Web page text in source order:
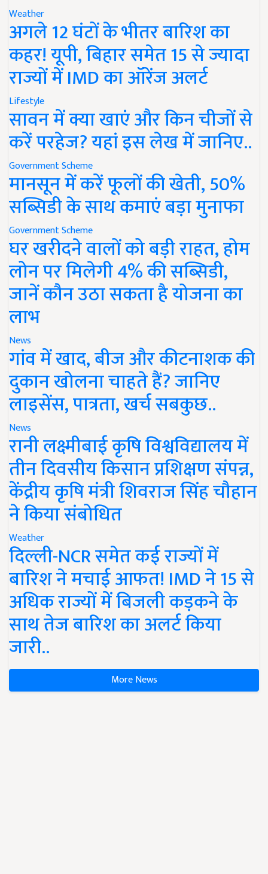
Weather
अगले 12 घंटों के भीतर बारिश का
कहर! यूपी, बिहार समेत 15 से ज्यादा
राज्यों में IMD का ऑरेंज अलर्ट
Lifestyle
सावन में क्या खाएं और किन चीजों से
करें परहेज? यहां इस लेख में जानिए..
Government Scheme
मानसून में करें फूलों की खेती, 50%
सब्सिडी के साथ कमाएं बड़ा मुनाफा
Government Scheme
घर खरीदने वालों को बड़ी राहत, होम
लोन पर मिलेगी 4% की सब्सिडी,
जानें कौन उठा सकता है योजना का
लाभ
News
गांव में खाद, बीज और कीटनाशक की
दुकान खोलना चाहते हैं? जानिए
लाइसेंस, पात्रता, खर्च सबकुछ..
News
रानी लक्ष्मीबाई कृषि विश्वविद्यालय में
तीन दिवसीय किसान प्रशिक्षण संपन्न,
केंद्रीय कृषि मंत्री शिवराज सिंह चौहान
ने किया संबोधित
Weather
दिल्ली-NCR समेत कई राज्यों में
बारिश ने मचाई आफत! IMD ने 15 से
अधिक राज्यों में बिजली कड़कने के
साथ तेज बारिश का अलर्ट किया
जारी..
More News